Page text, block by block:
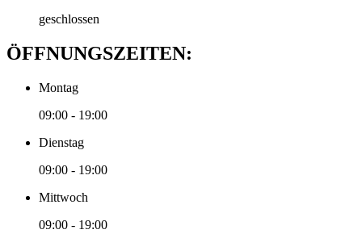
geschlossen
ÖFFNUNGSZEITEN:
Montag
09:00 - 19:00
Dienstag
09:00 - 19:00
Mittwoch
09:00 - 19:00